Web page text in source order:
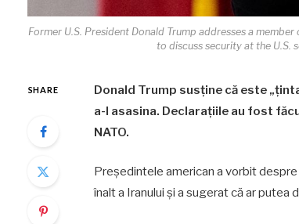
Former U.S. President Donald Trump addresses a
to discuss security at the U.S.
SHARE
Donald Trump susține că este
a-l asasina. Declarațiile au fost
NATO.
Președintele american a vorbit
înalt a Iranului și a sugerat că ar putea